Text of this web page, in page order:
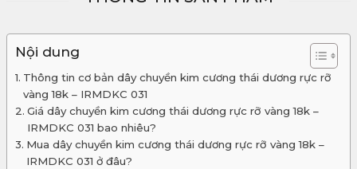
Nội dung
Thông tin cơ bản dây chuyền kim cương thái dương rực rỡ
vàng 18k – IRMDKC 031
Giá dây chuyền kim cương thái dương rực rỡ vàng 18k –
IRMDKC 031 bao nhiêu?
Mua dây chuyền kim cương thái dương rực rỡ vàng 18k –
IRMDKC 031 ở đâu?